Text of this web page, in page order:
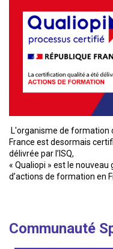
L'organisme de formation
France est desormais
délivrée par l’ISQ,
« Qualiopi » est le
d’actions de formation en
Communauté